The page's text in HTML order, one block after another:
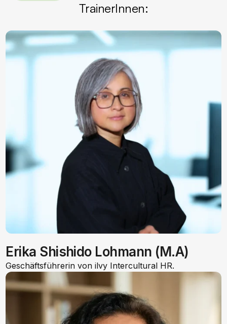
TrainerInnen:
Erika Shishido Lohmann (M.A)
Geschäftsführerin von ilvy Intercultural HR.